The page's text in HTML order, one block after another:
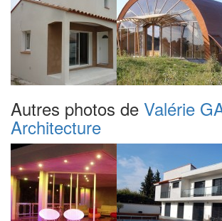
Autres photos de Valérie
Architecture